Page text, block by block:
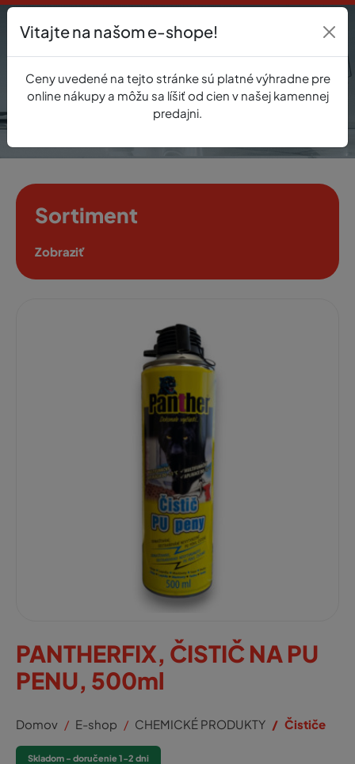
0
Sortiment
Zobraziť
PANTHERFIX, ČISTIČ NA PU
PENU, 500ml
Domov E-shop CHEMICKÉ PRODUKTY Čističe
Skladom - doručenie 1-2 dni
Vitajte na našom e-shope!
Ceny uvedené na tejto stránke sú platné výhradne pre
online nákupy a môžu sa líšiť od cien v našej kamennej
predajni.